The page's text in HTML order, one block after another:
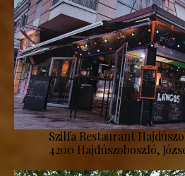
Szilfa Restaurant
4200 Hajdúszoboszló,